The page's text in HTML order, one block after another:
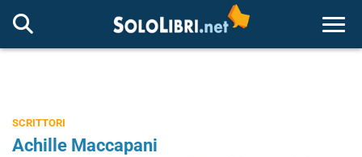
SCRITTORI
Achille Maccapani